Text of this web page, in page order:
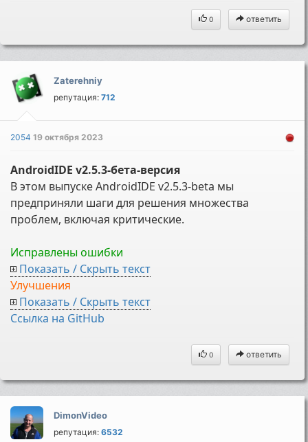
0 ответить
Zaterehniy
репутация:712
205419 октября 2023
AndroidIDE v2.5.3-бета-версия
В этом выпуске AndroidIDE v2.5.3-beta мы
предприняли шаги для решения множества
проблем, включая критические.
Исправлены ошибки
Показать / Скрыть текст
Улучшения
Показать / Скрыть текст
Cсылка на GitHub
0 ответить
DimonVideo
репутация:6532